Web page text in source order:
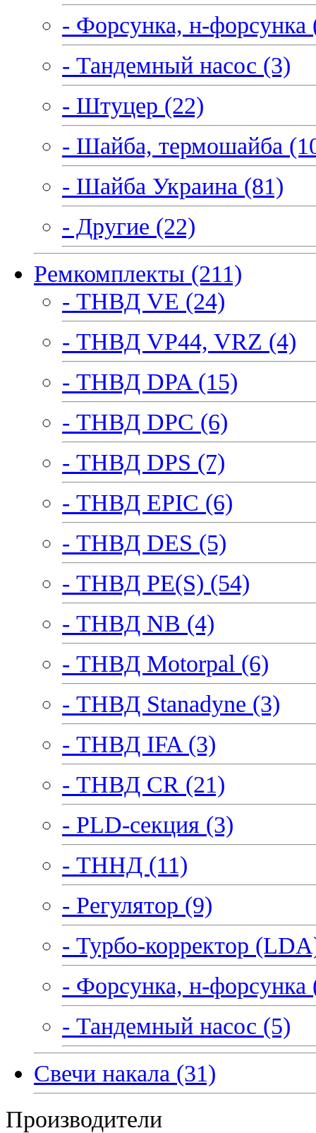
- Форсунка, н-форсунка
- Тандемный насос (3)
- Штуцер (22)
- Шайба, термошайба
- Шайба Украина (81)
- Другие (22)
Ремкомплекты (211)
- ТНВД VE (24)
- ТНВД VP44, VRZ (4)
- ТНВД DPA (15)
- ТНВД DPC (6)
- ТНВД DPS (7)
- ТНВД EPIC (6)
- ТНВД DES (5)
- ТНВД PE(S) (54)
- ТНВД NB (4)
- ТНВД Motorpal (6)
- ТНВД Stanadyne (3)
- ТНВД IFA (3)
- ТНВД CR (21)
- PLD-секция (3)
- ТННД (11)
- Регулятор (9)
- Турбо-корректор
- Форсунка, н-форсунка
- Тандемный насос (5)
Свечи накала (31)
Производители